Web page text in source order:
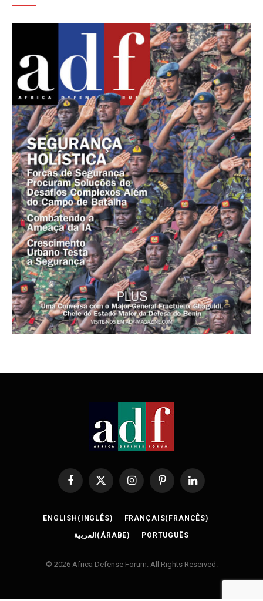
Facebook
X
InstagramPinterestLinkedIn
ENGLISH ( INGLÊS) FRANÇAIS( FRANCÊS)
العربية (ÁRABE) PORTUGUÊS
© 2026 Africa Defense Forum. All Rights Reserved.